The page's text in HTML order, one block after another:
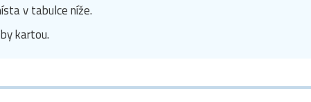
v tabulce níže.
kartou.